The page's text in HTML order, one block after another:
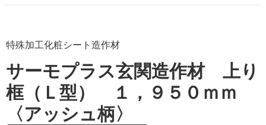
特殊加工化粧シート造作材
サーモプラス玄関造作材 上り
框（Ｌ型） １，９５０ｍｍ
〈アッシュ柄〉